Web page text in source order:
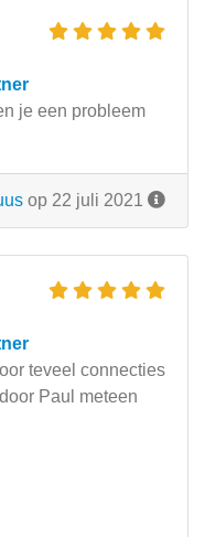
je een probleem
op 22 juli 2021
teveel connecties
Paul meteen